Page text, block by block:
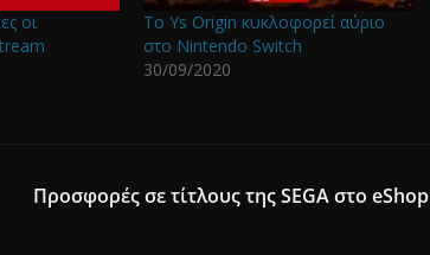
οι
Το Ys Origin κυκλοφορεί αύριο
στο Nintendo Switch
30/09/2020
Προσφορές σε τίτλους της SEGA στο eShop